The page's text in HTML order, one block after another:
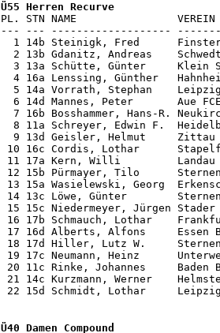
Ü55 Herren Recurve
PL. STN NAME
--- --- -------------------
1 14b Steinigk, Fred
2 13b Gdanitz, Andreas
3 13a Schütte, Günter     Klein
4 16a Lenssing, Günther
5 14a Vorrath, Stephan
6 14d Mannes, Peter       Aue
7 16b Bosshammer, Hans-R.
8 11a Schreyer, Edwin F.
9 13d Geisler, Helmut
10 16c Cordis, Lothar
11 17a Kern, Willi         Landau
12 15b Pürmayer, Tilo
13 15a Wasielewski, Georg
14 13c Löwe, Günter
15 15c Niedermeyer, Jürgen
16 17b Schmauch, Lothar
17 16d Alberts, Alfons     Essen
18 17d Hiller, Lutz W.
19 17c Neumann, Heinz
20 11c Rinke, Johannes
21 14c Kurzmann, Werner